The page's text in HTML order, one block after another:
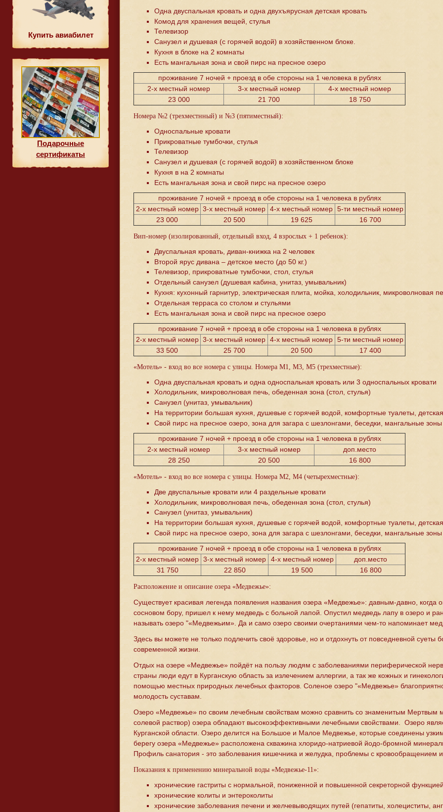
Купить авиабилет
Подарочные
сертификаты
Одна двуспальная кровать и одна двухъярусная детская кровать
Комод для хранения вещей, стулья
Телевизор
Санузел и душевая (с горячей водой) в хозяйственном блоке.
Кухня в блоке на 2 комнаты
Есть мангальная зона и свой пирс на пресное озеро
проживание 7 ночей + проезд в обе стороны на 1 человека в рублях
2-х местный номер
3-х местный номер
4-х местный номер
23 000
21 700 18 750
Номера №2 (трехместнный) и №3 (пятиместный):
Односпальные кровати
Прикроватные тумбочки, стулья
Телевизор
Санузел и душевая (с горячей водой) в хозяйственном блоке
Кухня в на 2 комнаты
Есть мангальная зона и свой пирс на пресное озеро
проживание 7 ночей + проезд в обе стороны на 1 человека в рублях
2-х местный номер 3-х местный номер 4-х местный номер 5-ти местный номер
23 000
20 500 19 625 16 700
Вип-номер (изолированный, отдельный вход, 4 взрослых + 1 ребенок):
Двуспальная кровать, диван-книжка на 2 человек
Второй ярус дивана – детское место (до 50 кг.)
Телевизор, прикроватные тумбочки, стол, стулья
Отдельный санузел (душевая кабина, унитаз, умывальник)
Кухня: кухонный гарнитур, электрическая плита, мойка, холодильник, микроволновая
Отдельная терраса со столом и стульями
Есть мангальная зона и свой пирс на пресное озеро
проживание 7 ночей + проезд в обе стороны на 1 человека в рублях
2-х местный номер 3-х местный номер 4-х местный номер 5-ти местный номер
33 500
25 700 20 500 17 400
«Мотель» - вход во все номера с улицы. Номера М1, М3, М5 (трехместные):
Одна двуспальная кровать и одна односпальная кровать или 3 односпальных кровати
Холодильник, микроволновая печь, обеденная зона (стол, стулья)
Санузел (унитаз, умывальник)
На территории большая кухня, душевые с горячей водой, комфортные туалеты,
Свой пирс на пресное озеро, зона для загара с шезлонгами, беседки, мангальные зоны
проживание 7 ночей + проезд в обе стороны на 1 человека в рублях
2-х местный номер
3-х местный номер
доп.место
28 250
20 500 16 800
«Мотель» - вход во все номера с улицы. Номера М2, М4 (четырехместные):
Две двуспальные кровати или 4 раздельные кровати
Холодильник, микроволновая печь, обеденная зона (стол, стулья)
Санузел (унитаз, умывальник)
На территории большая кухня, душевые с горячей водой, комфортные туалеты,
Свой пирс на пресное озеро, зона для загара с шезлонгами, беседки, мангальные зоны
проживание 7 ночей + проезд в обе стороны на 1 человека в рублях
2-х местный номер 3-х местный номер 4-х местный номер
доп.место
31 750
22 850 19 500 16 800
Расположение и описание озера «Медвежье»:
Существует красивая легенда появления названия озера «Медвежье»: давным-давно, когда
сосновом бору, пришел к нему медведь с больной лапой. Опустил медведь лапу в озеро и
называть озеро "«Медвежьим». Да и само озеро своими очертаниями чем-то напоминает
Здесь вы можете не только подлечить своё здоровье, но и отдохнуть от повседневной суеты
современной жизни.
Отдых на озере «Медвежье» пойдёт на пользу людям с заболеваниями периферической
страны люди едут в Курганскую область за излечением аллергии, а так же кожных и
помощью местных природных лечебных факторов. Соленое озеро "«Медвежье»
молодость суставам.
Озеро «Медвежье» по своим лечебным свойствам можно сравнить со знаменитым
солевой раствор) озера обладают высокоэффективными лечебными свойствами. Озеро
Курганской области. Озеро делится на Большое и Малое Медвежье, которые соединены
берегу озера «Медвежье» расположена скважина хлоридо-натриевой йодо-бромной
Профиль санатория - это заболевания кишечника и желудка, проблемы с кровообращением
Показания к применению минеральной воды «Медвежье-11»:
хронические гастриты с нормальной, пониженной и повышенной секреторной
хронические колиты и энтероколиты
хронические заболевания печени и желчевыводящих путей (гепатиты, холециститы,